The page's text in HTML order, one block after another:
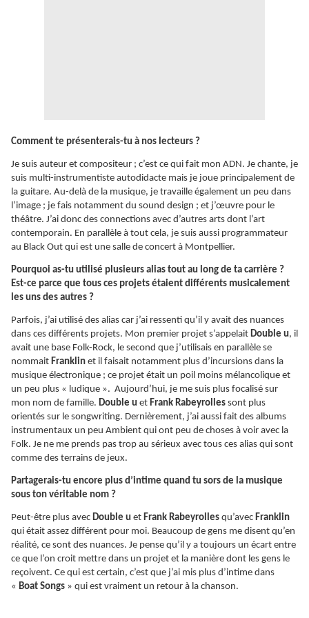
Comment te présenterais-tu à nos lecteurs ?
Je suis auteur et compositeur ; c’est ce qui fait mon ADN. Je chante, je
suis multi-instrumentiste autodidacte mais je joue principalement de
la guitare. Au-delà de la musique, je travaille également un peu dans
l’image ; je fais notamment du sound design ; et j’œuvre pour le
théâtre. J’ai donc des connections avec d’autres arts dont l’art
contemporain. En parallèle à tout cela, je suis aussi programmateur
au Black Out qui est une salle de concert à Montpellier.
Pourquoi as-tu utilisé plusieurs alias tout au long de ta carrière ?
Est-ce parce que tous ces projets étaient différents musicalement
les uns des autres ?
Parfois, j’ai utilisé des alias car j’ai ressenti qu’il y avait des nuances
dans ces différents projets. Mon premier projet s’appelait Double u, il
avait une base Folk-Rock, le second que j’utilisais en parallèle se
nommait Franklin et il faisait notamment plus d’incursions dans la
musique électronique ; ce projet était un poil moins mélancolique et
un peu plus « ludique ». Aujourd’hui, je me suis plus focalisé sur
mon nom de famille. Double u et Frank Rabeyrolles sont plus
orientés sur le songwriting. Dernièrement, j’ai aussi fait des albums
instrumentaux un peu Ambient qui ont peu de choses à voir avec la
Folk. Je ne me prends pas trop au sérieux avec tous ces alias qui sont
comme des terrains de jeux.
Partagerais-tu encore plus d’intime quand tu sors de la musique
sous ton véritable nom ?
Peut-être plus avec Double u et Frank Rabeyrolles qu’avec Franklin
qui était assez différent pour moi. Beaucoup de gens me disent qu’en
réalité, ce sont des nuances. Je pense qu’il y a toujours un écart entre
ce que l’on croit mettre dans un projet et la manière dont les gens le
reçoivent. Ce qui est certain, c’est que j’ai mis plus d’intime dans
« Boat Songs » qui est vraiment un retour à la chanson.